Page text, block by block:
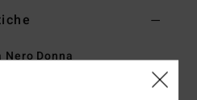
Nero Donna